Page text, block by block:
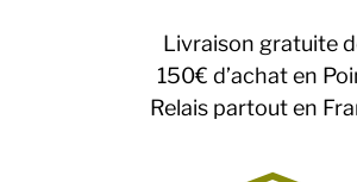
Livraison gratuite
150€ d’achat en
Relais partout en